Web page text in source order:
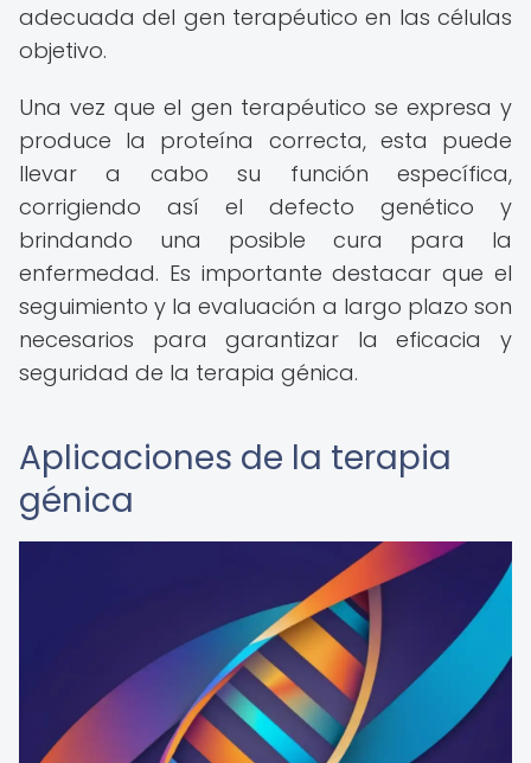
adecuada del gen terapéutico en las células
objetivo.
Una vez que el gen terapéutico se expresa y
produce la proteína correcta, esta puede
llevar a cabo su función específica,
corrigiendo así el defecto genético y
brindando una posible cura para la
enfermedad. Es importante destacar que el
seguimiento y la evaluación a largo plazo son
necesarios para garantizar la eficacia y
seguridad de la terapia génica.
Aplicaciones de la terapia
génica